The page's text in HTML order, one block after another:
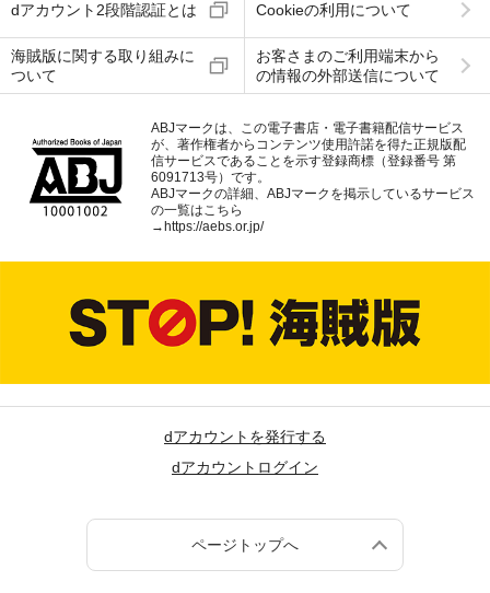
dアカウント2段階認証とは Cookieの利用について
海賊版に関する取り組みに
ついて
お客さまのご利用端末から
の情報の外部送信について
ABJマークは、この電子書店・電子書籍配信サービス
が、著作権者からコンテンツ使用許諾を得た正規版配
信サービスであることを示す登録商標（登録番号 第
6091713号）です。
ABJマークの詳細、ABJマークを掲示しているサービス
の一覧はこちら
→ https://aebs.or.jp/
dアカウントを発行する
dアカウントログイン
ページトップへ